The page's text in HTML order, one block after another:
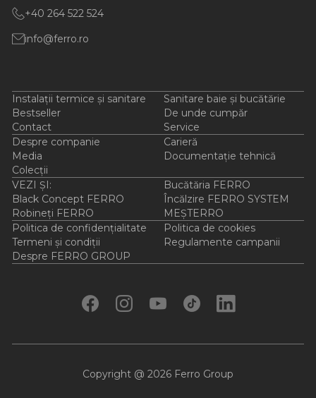
+40 264 522 524
info@ferro.ro
Instalații termice și sanitare
Sanitare baie și bucătărie
Bestseller
De unde cumpăr
Contact
Service
Despre companie
Carieră
Media
Documentație tehnică
Colecții
VEZI ȘI:
Bucătăria FERRO
Black Concept FERRO
Încălzire FERRO SYSTEM
Robineți FERRO
MEȘTERRO
Politica de confidențialitate
Politica de cookies
Termeni și condiții
Regulamente campanii
Despre FERRO GROUP
Copyright @ 2026 Ferro Group